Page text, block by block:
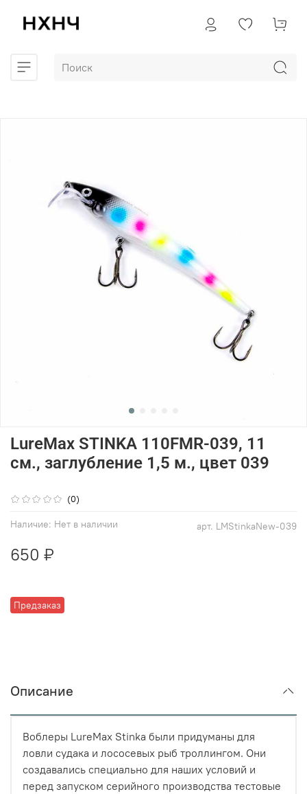
(0)
арт. LMStinkaNew-039
Наличие: Нет в наличии
Предзаказ
LureMax STINKA 110FMR-039, 11
см., заглубление 1,5 м., цвет 039
650 ₽
Описание
Воблеры LureMax Stinka были придуманы для
ловли судака и лососевых рыб троллингом. Они
создавались специально для наших условий и
перед запуском серийного производства тестовые